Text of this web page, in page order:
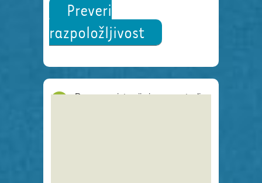
Preveri
razpoložljivost
Proces registracije je poenostavljen